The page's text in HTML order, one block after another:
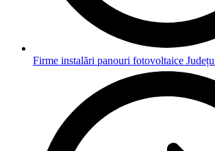
Firme instalări panouri fotovoltaice